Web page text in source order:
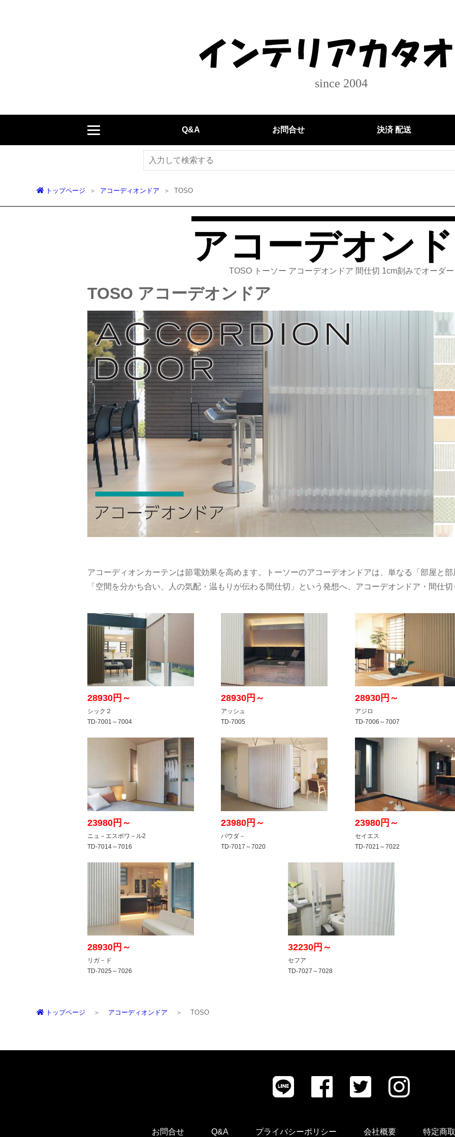
since 2004
トップページ アコーディオンドア TOSO
アコーデオン
TOSO トーソー アコーデオンドア 間仕切 1cm刻みでオーダー
TOSO アコーデオンドア
アコーディオンカーテンは節電効果を高めます。トーソーのアコーデオンドアは、単なる「部屋と
「空間を分かち合い、人の気配・温もりが伝わる間仕切」という発想へ、アコーデオンドア・間仕
トップページ アコーディオンドア TOSO
Q&A お問合せ 決済 配送
お問合せ Q&A プライバシーポリシー 会社概要 特定商